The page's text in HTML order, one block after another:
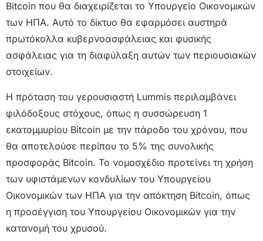
Bitcoin που θα διαχειρίζεται το Υπουργείο Οικονομικών
των ΗΠΑ. Αυτό το δίκτυο θα εφαρμόσει αυστηρά
πρωτόκολλα κυβερνοασφάλειας και φυσικής
ασφάλειας για τη διαφύλαξη αυτών των περιουσιακών
στοιχείων.
Η πρόταση του γερουσιαστή Lummis περιλαμβάνει
φιλόδοξους στόχους, όπως η συσσώρευση 1
εκατομμυρίου Bitcoin με την πάροδο του χρόνου, που
θα αποτελούσε περίπου το 5% της συνολικής
προσφοράς Bitcoin. Το νομοσχέδιο προτείνει τη χρήση
των υφιστάμενων κονδυλίων του Υπουργείου
Οικονομικών των ΗΠΑ για την απόκτηση Bitcoin, όπως
η προσέγγιση του Υπουργείου Οικονομικών για την
κατανομή του χρυσού.